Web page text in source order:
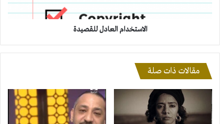
الاستخدام العادل للقصيدة
مقالات ذات صلة